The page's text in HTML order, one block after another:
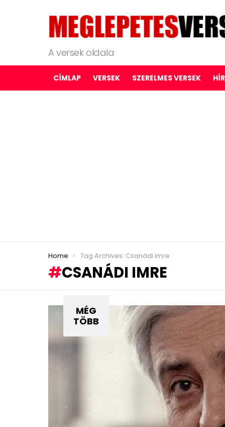
A versek oldala
CÍMLAP VERSEK SZERELMES VERSEK
You are here:
Home Tag Archives: Csanádi Imre
CSANÁDI IMRE
MÉG
TÖBB